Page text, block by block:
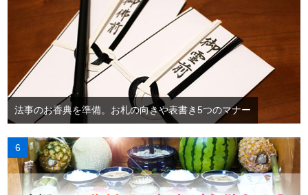
法事のお香典を準備。お札の向きや表書き5つのマナー